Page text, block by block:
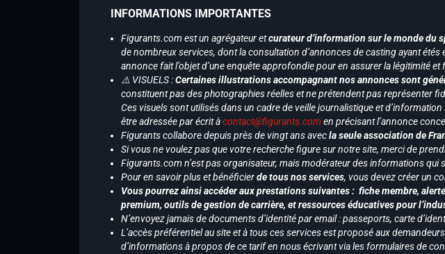
INFORMATIONS IMPORTANTES
Figurants.com est un agrégateur etcurateur d’information sur le monde du
de nombreux services, dont la consultation d’annonces de casting ayant
annonce fait l’objet d’une enquête approfondie pour en assurer la légitimité
⚠️ VISUELS :Certaines illustrations accompagnant nos annonces sont
constituent pas des photographies réelles et ne prétendent pas représenter
Ces visuels sont utilisés dans un cadre de veille journalistique et
être adressée par écrit àcontact@figurants.com en précisant l’annonce
Figurants collabore depuis près de vingt ans avecla seule association de
Si vous ne voulez pas que votre recherche figure sur notre site, merci de
Figurants.com n’est pas organisateur, mais modérateur des informations qui
Pour en savoir plus et bénéficierde tous nos services, vous devez créer un
Vous pourrez ainsi accéder aux prestations suivantes : fiche membre,
premium, outils de gestion de carrière, et ressources éducatives pour
N’envoyez jamais de documents d’identité par email : passeports, carte
L’accès préférentiel au site et à tous ces services est proposé aux
d’informations à propos de ce tarif en nous écrivant via les formulaires de